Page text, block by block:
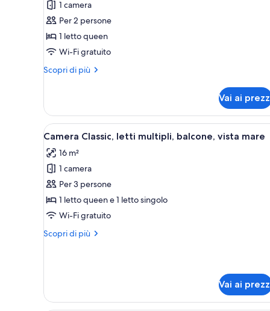
Camera
Economy,
1
letto
queen
1 camera
Per 2 persone
1 letto queen
Wi-Fi gratuito
Scopri di più
Altri
Economy,
letto
Vai ai
Apri
tutte
le
foto
per
Camera
Classic,
multipli,
Una camera d'albergo con
9
Camera Classic, letti multipli, balcone, vista mare
16 m²
1 camera
Per 3 persone
1 letto queen e 1 letto singolo
Wi-Fi gratuito
Scopri di più
Altri
multipli,
balcone,
Vai ai